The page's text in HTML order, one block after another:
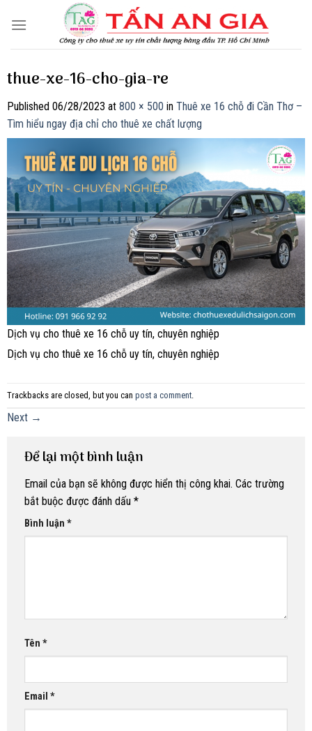
thue-xe-16-cho-gia-re
Published 06/28/2023 at 800 × 500 in Thuê xe 16 chỗ đi Cần Thơ –
Tìm hiểu ngay địa chỉ cho thuê xe chất lượng
Dịch vụ cho thuê xe 16 chỗ uy tín, chuyên nghiệp
Dịch vụ cho thuê xe 16 chỗ uy tín, chuyên nghiệp
Trackbacks are closed, but you can post a comment
Next →
Để lại một bình luận
Email của bạn sẽ không được hiển thị công khai. Các trường
bắt buộc được đánh dấu *
Bình luận *
Tên *
Email *